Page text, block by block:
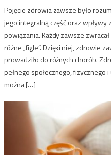
Pojęcie zdrowia zawsze było
jego integralną część oraz
powiązania. Każdy zawsze
różne „figle”. Dzięki niej, zdrowie
prowadziło do różnych chorób.
pełnego społecznego, fizycznego
można […]